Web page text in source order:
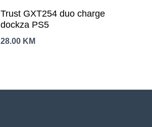
Trust GXT254 duo charge
dockza PS5
28.00 KM